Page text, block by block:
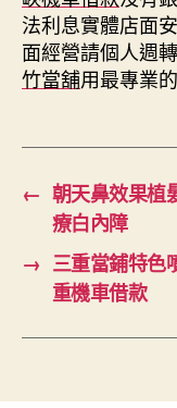
法利息實體店面
面經營請個人週
竹當舖用最專業
← 朝天鼻效果植
療白內障
→ 三重當鋪特色
重機車借款